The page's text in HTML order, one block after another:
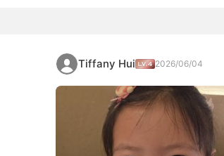
Tiffany Hui 2026/06/04